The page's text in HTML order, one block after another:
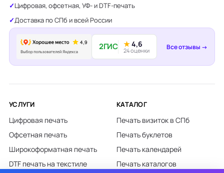
Цифровая, офсетная, УФ- и DTF-печать
Доставка по СПб и всей России
2ГИС ★4,6
24 оценки Все отзывы →
УСЛУГИ
Цифровая печать
Офсетная печать
Широкоформатная печать
DTF печать на текстиле
КАТАЛОГ
Печать визиток в СПб
Печать буклетов
Печать календарей
Печать каталогов